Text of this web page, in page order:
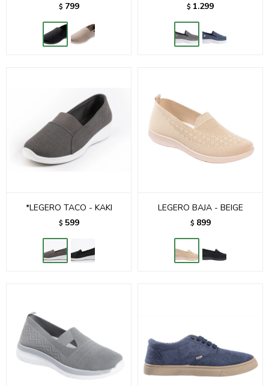
$ 799 $ 1.299
*LEGERO TACO - KAKI
$ 599
LEGERO BAJA - BEIGE
$ 899